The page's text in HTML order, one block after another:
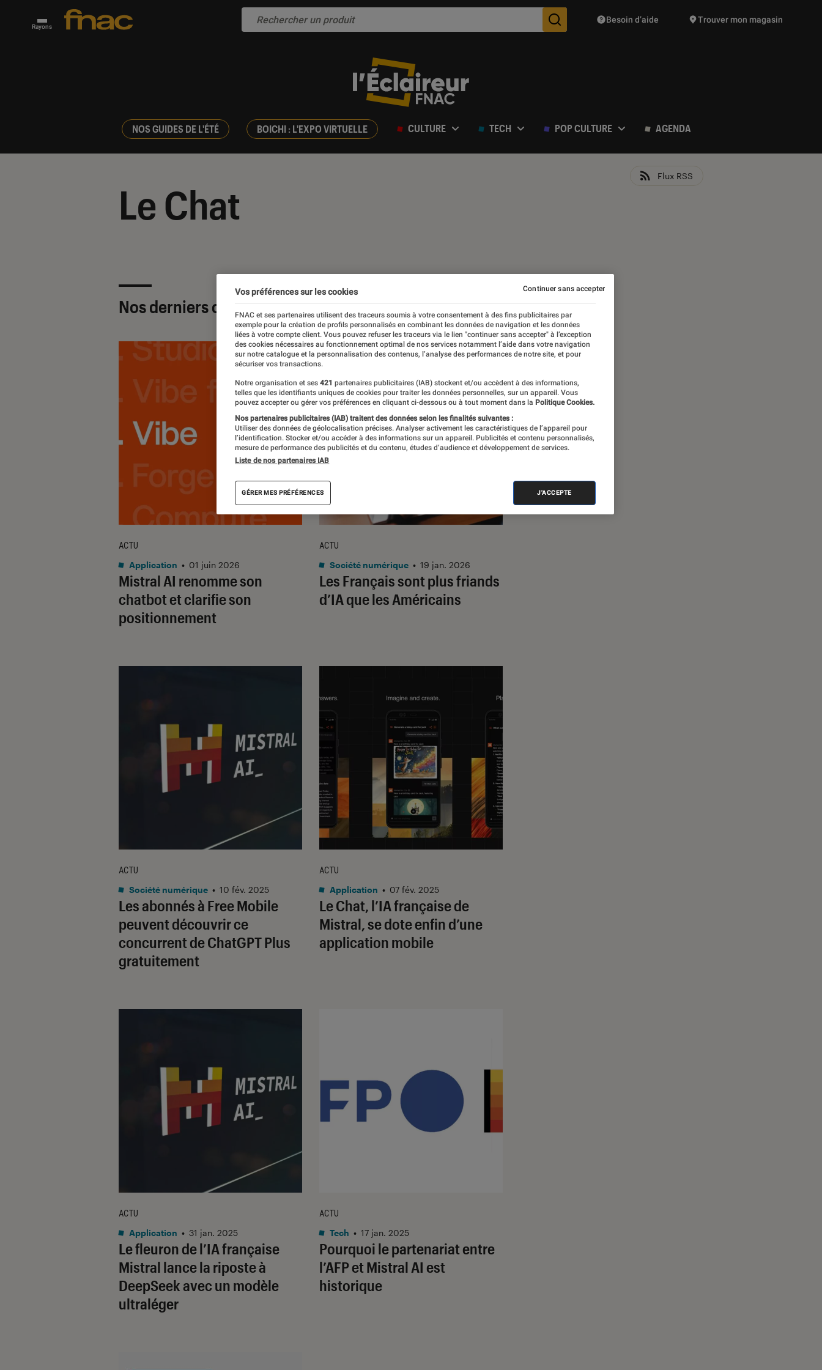
Rayons Des suggestions de produits vont vous être proposées
Besoin d’aide Trouver mon magasin
NOS GUIDES DE L'ÉTÉ BOICHI : L'EXPO VIRTUELLE CULTURE TECH POP CULTURE AGENDA
Le Chat
Flux RSS
Nos derniers contenus
Mistral AI renomme son
chatbot et clarifie son
positionnement
ACTU
Application • 01 juin 2026
Les Français sont plus friands
d’IA que les Américains
ACTU
Société numérique • 19 jan. 2026
Les abonnés à Free Mobile
peuvent découvrir ce
concurrent de ChatGPT Plus
gratuitement
ACTU
Société numérique • 10 fév. 2025
Le Chat, l’IA française de
Mistral, se dote enfin d’une
application mobile
ACTU
Application • 07 fév. 2025
Le fleuron de l’IA française
Mistral lance la riposte à
DeepSeek avec un modèle
ultraléger
ACTU
Application • 31 jan. 2025
Pourquoi le partenariat entre
l’AFP et Mistral AI est
historique
ACTU
Tech • 17 jan. 2025
Vos préférences sur les cookies
FNAC et ses partenaires utilisent des traceurs soumis à votre consentement à des fins publicitaires par
exemple pour la création de profils personnalisés en combinant les données de navigation et les données
liées à votre compte client. Vous pouvez refuser les traceurs via le lien "continuer sans accepter" à l’exception
des cookies nécessaires au fonctionnement optimal de nos services notamment l’aide dans votre navigation
sur notre catalogue et la personnalisation des contenus, l’analyse des performances de notre site, et pour
sécuriser vos transactions.
Notre organisation et ses 421 partenaires publicitaires (IAB) stockent et/ou accèdent à des informations,
telles que les identifiants uniques de cookies pour traiter les données personnelles, sur un appareil. Vous
pouvez accepter ou gérer vos préférences en cliquant ci-dessous ou à tout moment dans la Politique Cookies.
Nos partenaires publicitaires (IAB) traitent des données selon les finalités suivantes :
Utiliser des données de géolocalisation précises. Analyser activement les caractéristiques de l’appareil pour
l’identification. Stocker et/ou accéder à des informations sur un appareil. Publicités et contenu personnalisés,
mesure de performance des publicités et du contenu, études d’audience et développement de services.
Liste de nos partenaires IAB
GÉRER MES PRÉFÉRENCES J'ACCEPTE
Continuer sans accepter